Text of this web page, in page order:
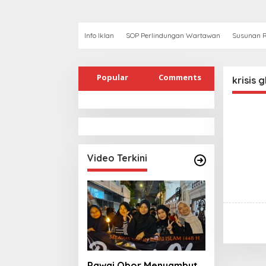
Info Iklan SOP Perlindungan Wartawan Susunan
Popular Comments
Video Terkini
krisis